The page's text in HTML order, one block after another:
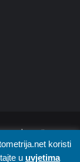
| Održava
koristi
u uvjetima